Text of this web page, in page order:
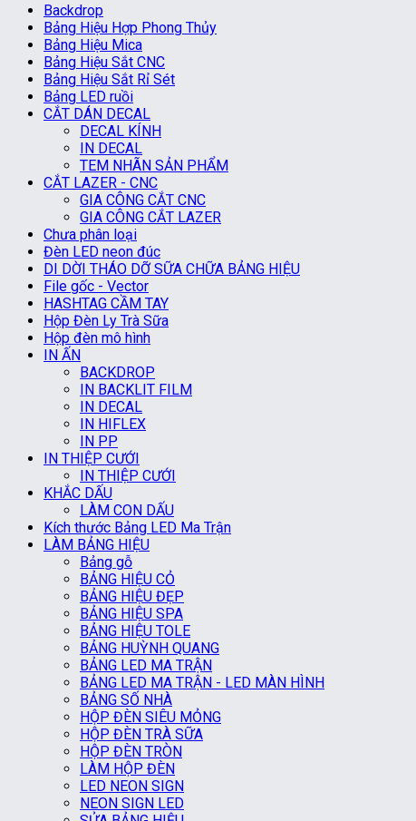
Backdrop
Bảng Hiệu Hợp Phong Thủy
Bảng Hiệu Mica
Bảng Hiệu Sắt CNC
Bảng Hiệu Sắt Rỉ Sét
Bảng LED ruồi
CẮT DÁN DECAL
DECAL KÍNH
IN DECAL
TEM NHÃN SẢN PHẨM
CẮT LAZER - CNC
GIA CÔNG CẮT CNC
GIA CÔNG CẮT LAZER
Chưa phân loại
Đèn LED neon đúc
DI DỜI THÁO DỠ SỮA CHỮA BẢNG HIỆU
File gốc - Vector
HASHTAG CẦM TAY
Hộp Đèn Ly Trà Sữa
Hộp đèn mô hình
IN ẤN
BACKDROP
IN BACKLIT FILM
IN DECAL
IN HIFLEX
IN PP
IN THIỆP CƯỚI
IN THIỆP CƯỚI
KHẮC DẤU
LÀM CON DẤU
Kích thước Bảng LED Ma Trận
LÀM BẢNG HIỆU
Bảng gỗ
BẢNG HIỆU CỎ
BẢNG HIỆU ĐẸP
BẢNG HIỆU SPA
BẢNG HIỆU TOLE
BẢNG HUỲNH QUANG
BẢNG LED MA TRẬN
BẢNG LED MA TRẬN - LED MÀN HÌNH
BẢNG SỐ NHÀ
HỘP ĐÈN SIÊU MỎNG
HỘP ĐÈN TRÀ SỮA
HỘP ĐÈN TRÒN
LÀM HỘP ĐÈN
LED NEON SIGN
NEON SIGN LED